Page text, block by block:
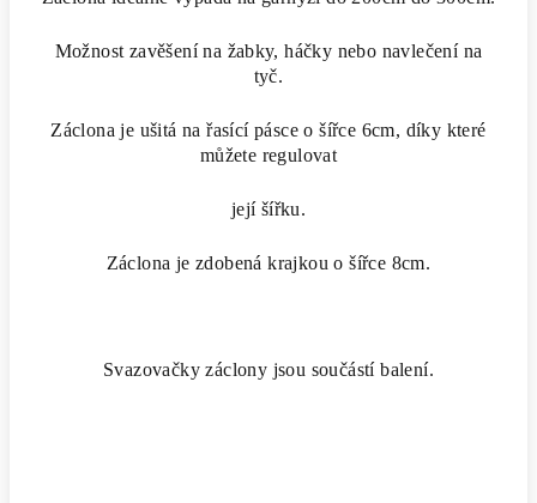
Možnost zavěšení na žabky, háčky nebo navlečení na
tyč.
Záclona je ušitá na řasící pásce o šířce 6cm, díky které
můžete regulovat
její šířku.
Záclona je zdobená krajkou o šířce 8cm.
Svazovačky záclony jsou součástí balení.